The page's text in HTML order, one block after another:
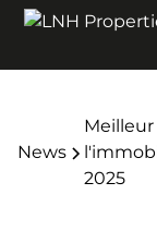
News
2025